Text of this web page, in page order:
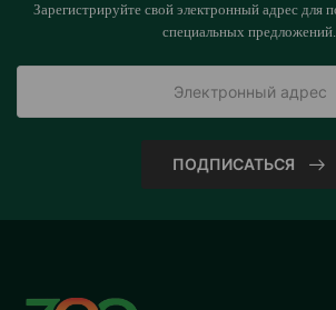
Зарегистрируйте свой электронный адрес для
специальных предложений.
ПОДПИСАТЬСЯ